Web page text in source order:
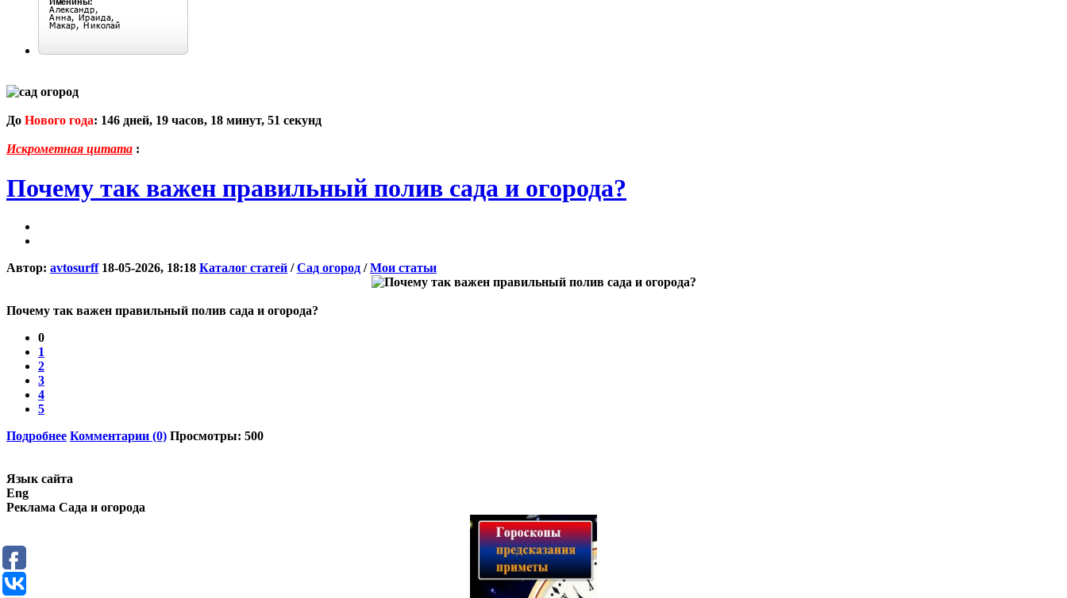
До Нового года: 146 дней, 19 часов, 18 минут, 50 секунд
Искрометная цитата :
Почему так важен правильный полив сада и огорода?
Автор: avtosurff 18-05-2026, 18:18 Каталог статей /Сад огород /Мои статьи
Почему так важен правильный полив сада и огорода?
0
1
2
3
4
5
Подробнее Комментарии (0) Просмотры: 500
Язык сайта
Eng
Реклама Сада и огорода